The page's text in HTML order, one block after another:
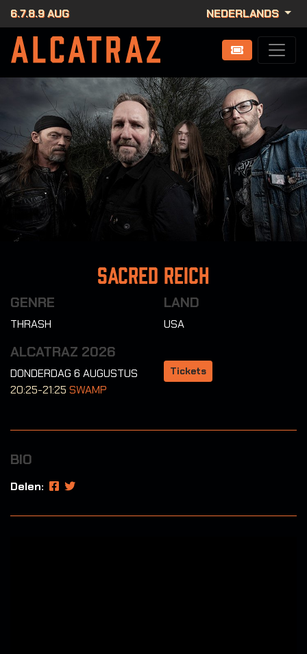
6.7.8.9 AUG NEDERLANDS
Sacred Reich
GENRE
THRASH
LAND
USA
ALCATRAZ 2026
DONDERDAG 6 AUGUSTUS
20:25-21:25 SWAMP
Tickets
BIO
Delen: